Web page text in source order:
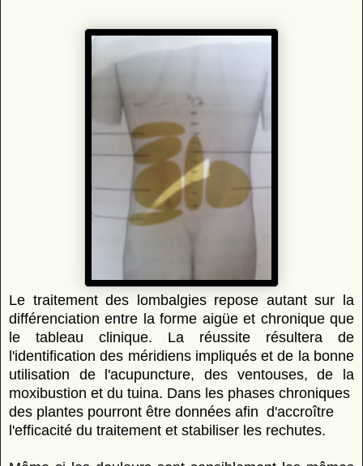
Le traitement des lombalgies repose autant sur la
différenciation entre la forme aigüe et chronique que
le tableau clinique. La réussite résultera de
l'identification des méridiens impliqués et de la bonne
utilisation de l'acupuncture, des ventouses, de la
moxibustion et du tuina. Dans les phases chroniques
des plantes pourront être données afin d'accroître
l'efficacité du traitement et stabiliser les rechutes.